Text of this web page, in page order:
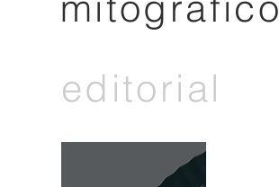
editorial